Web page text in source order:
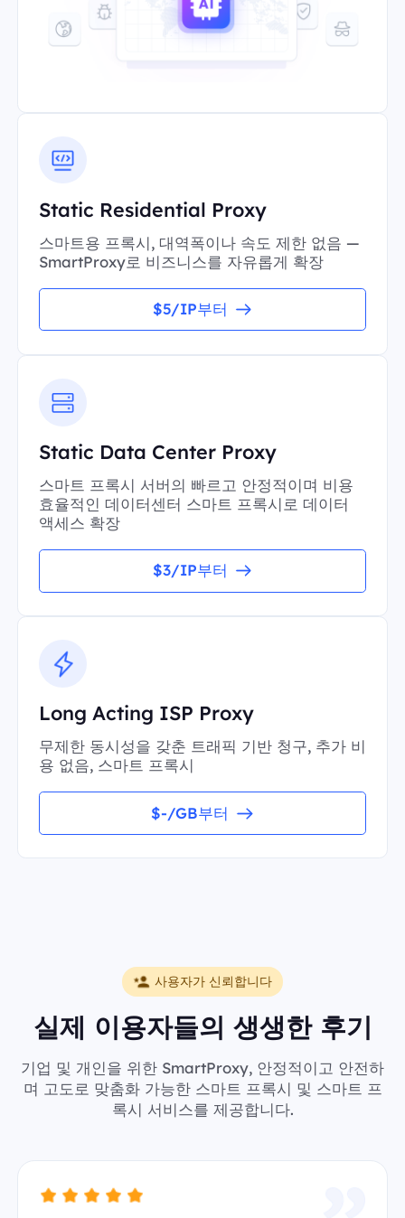
Static Residential Proxy
스마트용 프록시, 대역폭이나 속도 제한 없음 —
SmartProxy로 비즈니스를 자유롭게 확장
$5/IP부터
Static Data Center Proxy
스마트 프록시 서버의 빠르고 안정적이며 비용
효율적인 데이터센터 스마트 프록시로 데이터
액세스 확장
$3/IP부터
Long Acting ISP Proxy
무제한 동시성을 갖춘 트래픽 기반 청구, 추가 비
용 없음, 스마트 프록시
$-/GB부터
사용자가 신뢰합니다
실제 이용자들의 생생한 후기
기업 및 개인을 위한 SmartProxy, 안정적이고 안전하
며 고도로 맞춤화 가능한 스마트 프록시 및 스마트 프
록시 서비스를 제공합니다.